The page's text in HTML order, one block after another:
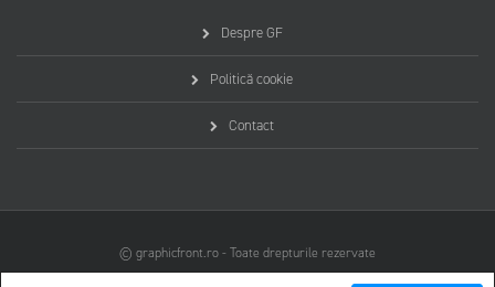
Despre GF
Politică cookie
Contact
© graphicfront.ro - Toate drepturile rezervate